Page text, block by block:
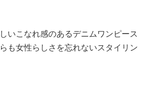
いこなれ感のあるデニムワンピース
も女性らしさを忘れないスタイリン